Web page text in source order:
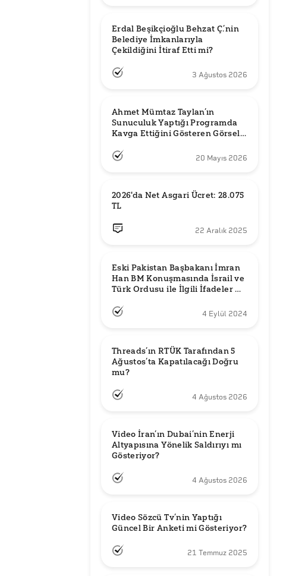
Erdal Beşikçioğlu Behzat Ç.’nin
Belediye İmkanlarıyla
3 Ağustos 2026
Ahmet Mümtaz Taylan’ın
Sunuculuk Yaptığı Programda
Kavga Ettiğini Gösteren Görsel
20 Mayıs 2026
2026'da Net Asgari Ücret: 28.075
TL
22 Aralık 2025
Eski Pakistan Başbakanı İmran
Han BM Konuşmasında İsrail ve
Türk Ordusu ile İlgili İfadeler mi
4 Eylül 2024
Threads’ın RTÜK Tarafından 5
Ağustos’ta Kapatılacağı Doğru
mu?
4 Ağustos 2026
Video İran’ın Dubai’nin Enerji
Altyapısına Yönelik Saldırıyı mı
Gösteriyor?
4 Ağustos 2026
Video Sözcü Tv’nin Yaptığı
Güncel Bir Anketi mi Gösteriyor?
21 Temmuz 2025